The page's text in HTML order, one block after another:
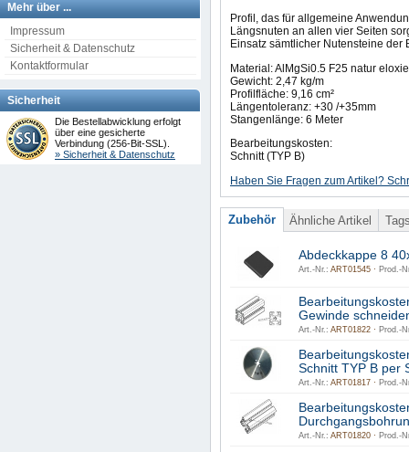
Mehr über ...
Impressum
Sicherheit & Datenschutz
Kontaktformular
Sicherheit
Die Bestellabwicklung erfolgt
über eine gesicherte
Verbindung (256-Bit-SSL).
» Sicherheit & Datenschutz
Profil, das für allgemeine
Längsnuten an allen vier Seiten
Einsatz sämtlicher Nutensteine der
Material: AlMgSi0.5 F25 natur
Gewicht: 2,47 kg/m
Profilfläche: 9,16 cm²
Längentoleranz: +30 /+35mm
Stangenlänge: 6 Meter
Bearbeitungskosten:
Schnitt (TYP B)
Haben Sie Fragen zum Artikel?
Zubehör Ähnliche Artikel
Abdeckkappe 8
Art.-Nr.: ART01545 · Prod.-
Gewinde
Art.-Nr.: ART01822 · Prod.-
Schnitt TYP B per
Art.-Nr.: ART01817 · Prod.-
Art.-Nr.: ART01820 · Prod.-